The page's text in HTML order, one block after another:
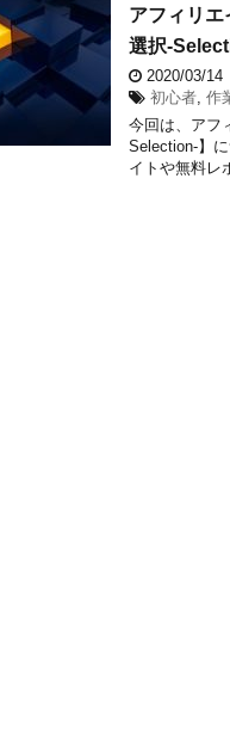
アフィリ
選択-
2020/03/14
初心者, 作
今回は、アフ
Selection-】
イトや無料レ